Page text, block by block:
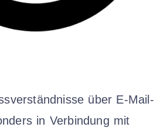
über E-Mail-
in Verbindung mit